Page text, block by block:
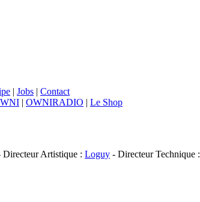
| Jobs | Contact
| OWNIRADIO | Le Shop
Directeur Artistique : Loguy - Directeur Technique :